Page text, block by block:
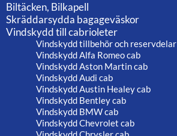
Biltäcken, Bilkapell
Skräddarsydda bagageväskor
Vindskydd till cabrioleter
Vindskydd tillbehör och reservdelar
Vindskydd Alfa Romeo cab
Vindskydd Aston Martin cab
Vindskydd Audi cab
Vindskydd Austin Healey cab
Vindskydd Bentley cab
Vindskydd BMW cab
Vindskydd Chevrolet cab